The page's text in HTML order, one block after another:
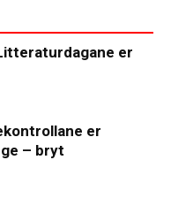
er
er
– bryt